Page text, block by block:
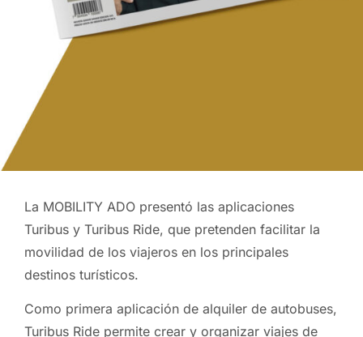
La MOBILITY ADO presentó las aplicaciones
Turibus y Turibus Ride, que pretenden facilitar la
movilidad de los viajeros en los principales
destinos turísticos.
Como primera aplicación de alquiler de autobuses,
Turibus Ride permite crear y organizar viajes de